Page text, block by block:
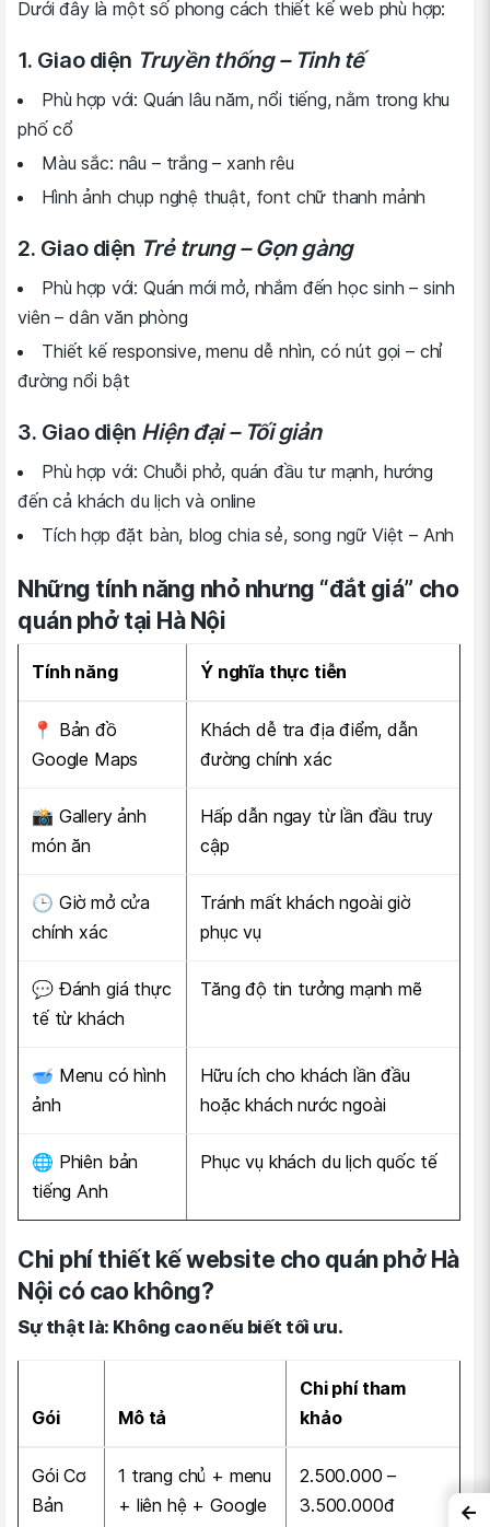
Dưới đây là một số phong cách thiết kế web phù hợp:
1. Giao diện Truyền thống – Tinh tế
Phù hợp với: Quán lâu năm, nổi tiếng, nằm trong khu
phố cổ
Màu sắc: nâu – trắng – xanh rêu
Hình ảnh chụp nghệ thuật, font chữ thanh mảnh
2. Giao diện Trẻ trung – Gọn gàng
Phù hợp với: Quán mới mở, nhắm đến học sinh – sinh
viên – dân văn phòng
Thiết kế responsive, menu dễ nhìn, có nút gọi – chỉ
đường nổi bật
3. Giao diện Hiện đại – Tối giản
Phù hợp với: Chuỗi phở, quán đầu tư mạnh, hướng
đến cả khách du lịch và online
Tích hợp đặt bàn, blog chia sẻ, song ngữ Việt – Anh
Những tính năng nhỏ nhưng “đắt giá” cho
quán phở tại Hà Nội
Tính năng Ý nghĩa thực tiễn
📍 Bản đồ
Google Maps
Khách dễ tra địa điểm, dẫn
đường chính xác
📸 Gallery ảnh
món ăn
Hấp dẫn ngay từ lần đầu truy
cập
🕒 Giờ mở cửa
chính xác
Tránh mất khách ngoài giờ
phục vụ
💬 Đánh giá thực
tế từ khách
Tăng độ tin tưởng mạnh mẽ
🥣 Menu có hình
ảnh
Hữu ích cho khách lần đầu
hoặc khách nước ngoài
🌐 Phiên bản
tiếng Anh
Phục vụ khách du lịch quốc tế
Chi phí thiết kế website cho quán phở Hà
Nội có cao không?
Sự thật là: Không cao nếu biết tối ưu.
Gói Mô tả
Chi phí tham
khảo
Gói Cơ
Bản
1 trang chủ + menu
+ liên hệ + Google
2.500.000 –
3.500.000đ
←